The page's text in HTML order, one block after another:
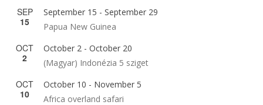
SEP
15
September 15 - September 29
Papua New Guinea
OCT
2
October 2 - October 20
(Magyar) Indonézia 5 sziget
OCT
10
October 10 - November 5
Africa overland safari